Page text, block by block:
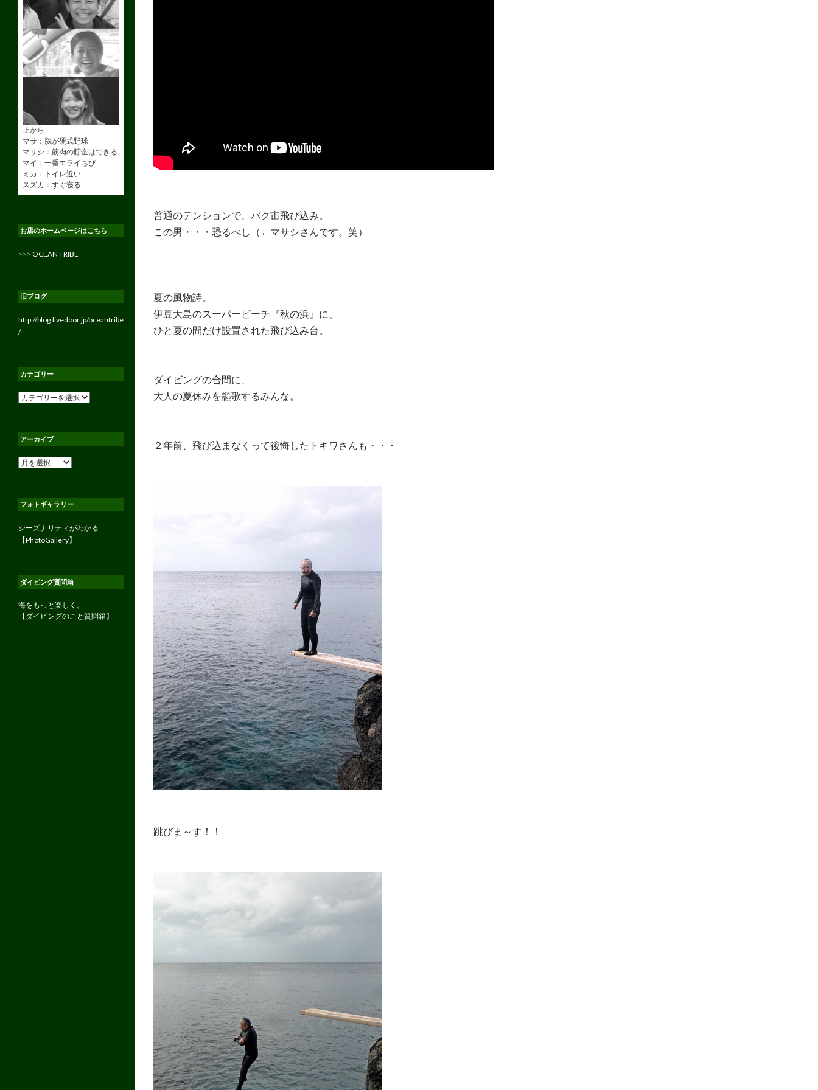
普通のテンションで、バク宙飛び込み。
この男・・・恐るべし（←マサシさんです。笑）
夏の風物詩。
伊豆大島のスーパービーチ『秋の浜』に、
ひと夏の間だけ設置された飛び込み台。
ダイビングの合間に、
大人の夏休みを謳歌するみんな。
２年前、飛び込まなくって後悔したトキワさんも・・・
跳びま～す！！
上から
マサ：脳が硬式野球
マサシ：筋肉の貯金はできる
マイ：一番エライちび
ミカ：トイレ近い
スズカ：すぐ寝る
お店のホームページはこちら
>>> OCEAN TRIBE
旧ブログ
http://blog.livedoor.jp/oceantribe
/
カテゴリー
カ
ー
アーカイブ
ア
ブ
フォトギャラリー
シーズナリティがわかる
【PhotoGallery】
ダイビング質問箱
海をもっと楽しく。
【ダイビングのこと質問箱】